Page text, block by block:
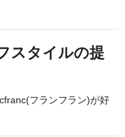
スタイルの提
フランフラン)が好